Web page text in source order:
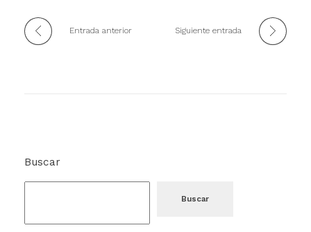
Entrada anterior Siguiente entrada
Buscar
Buscar